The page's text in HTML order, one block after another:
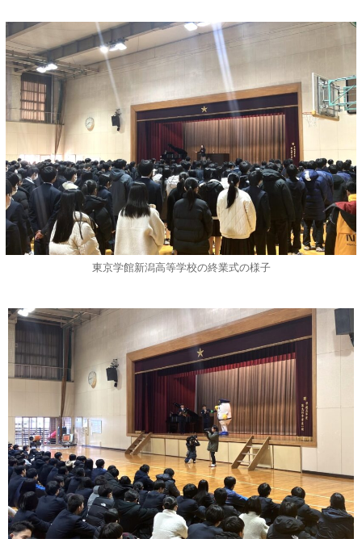
東京学館新潟高等学校の終業式の様子